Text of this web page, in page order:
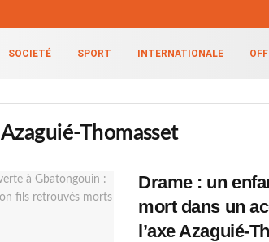
SOCIETÉ SPORT INTERNATIONALE
Azaguié-Thomasset
Drame : un
mort dans un
l’axe Azaguié-